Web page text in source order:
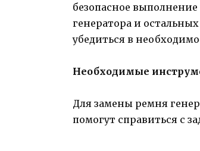
безопасное
генератора и
убедиться в
Необходимые
Для замены ремня
помогут справиться с